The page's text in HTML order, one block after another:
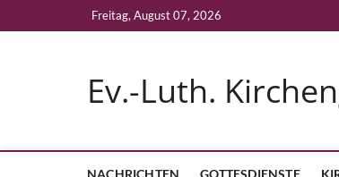
to
Freitag, August 07, 2026
Ev.-Luth.
NACHRICHTEN GOTTESDIENSTE